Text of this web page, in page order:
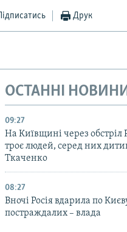
Друк
ОСТАННІ
09:27
На Київщині через обстріл
троє людей, серед них
Ткаченко
08:27
Вночі Росія вдарила по
постраждалих – влада